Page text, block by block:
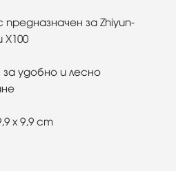
за Zhiyun-
X100
удобно и лесно
x 9,9 cm